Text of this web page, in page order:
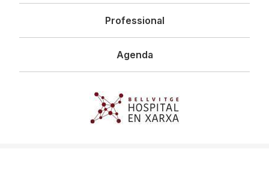
Professional
Agenda